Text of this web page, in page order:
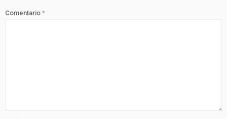
Comentario *